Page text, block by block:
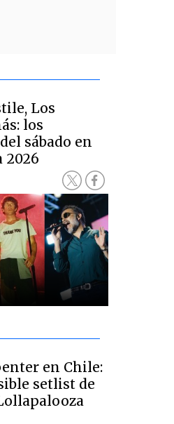
Los
los
sábado en
2026
en Chile:
setlist de